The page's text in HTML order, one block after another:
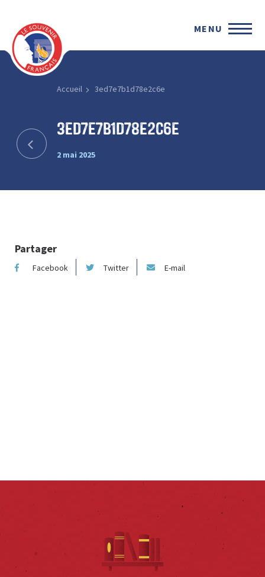
MENU
Accueil 3ed7e7b1d78e2c6e
3ed7e7b1d78e2c6e
2 mai 2025
Partager
Facebook Twitter E-mail